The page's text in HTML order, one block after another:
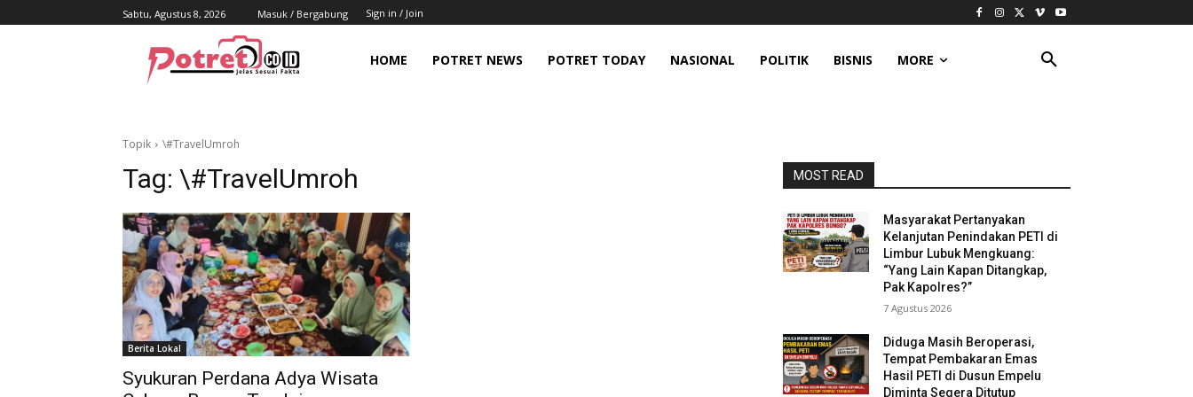
Sabtu, Agustus 8, 2026 Masuk / Bergabung Sign in / Join
HOME POTRET NEWS POTRET TODAY NASIONAL POLITIK BISNIS MORE
Topik \#TravelUmroh
Tag: \#TravelUmroh
Berita Lokal
Syukuran Perdana Adya Wisata
MOST READ
Masyarakat Pertanyakan
Kelanjutan Penindakan PETI di
Limbur Lubuk Mengkuang:
“Yang Lain Kapan Ditangkap,
Pak Kapolres?”
7 Agustus 2026
Diduga Masih Beroperasi,
Tempat Pembakaran Emas
Hasil PETI di Dusun Empelu
Diminta Segera Ditutup